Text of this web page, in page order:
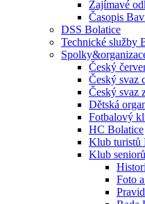
Zajímavé
Časopis
DSS Bolatice
Technické služby
Český
Český svaz
Český svaz
Dětská
Fotbalový
HC Bolatice
Klub turistů
Klub
Foto